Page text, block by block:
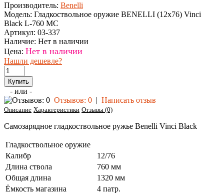
Производитель: Benelli
Модель: Гладкоствольное оружие BENELLI (12х76) Vinci
Black L-760 MC
Артикул: 03-337
Наличие: Нет в наличии
Цена: Нет в наличии
Нашли дешевле?
- или -
Отзывов: 0 | Написать отзыв
Описание Характеристики Отзывы (0)
Cамозарядное гладкоствольное ружье Benelli Vinci Black
Гладкоствольное оружие
Калибр
12/76
Длина ствола
760 мм
Общая длина
1320 мм
Ёмкость магазина
4 патр.